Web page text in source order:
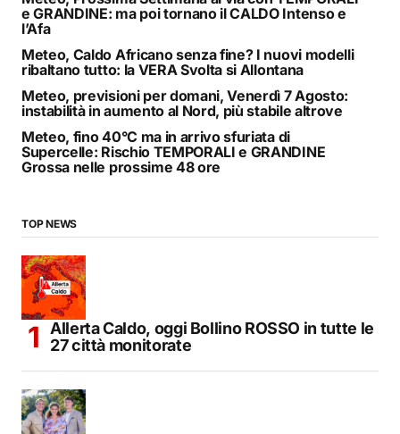
e GRANDINE: ma poi tornano il CALDO Intenso e
l’Afa
Meteo, Caldo Africano senza fine? I nuovi modelli
ribaltano tutto: la VERA Svolta si Allontana
Meteo, previsioni per domani, Venerdì 7 Agosto:
instabilità in aumento al Nord, più stabile altrove
Meteo, fino 40°C ma in arrivo sfuriata di
Supercelle: Rischio TEMPORALI e GRANDINE
Grossa nelle prossime 48 ore
TOP NEWS
Allerta Caldo, oggi Bollino ROSSO in tutte le
27 città monitorate